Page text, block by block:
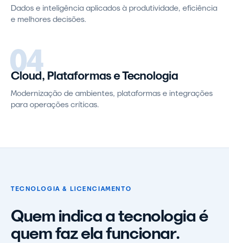
Dados e inteligência aplicados à produtividade, eficiência
e melhores decisões.
04
Cloud, Plataformas e Tecnologia
Modernização de ambientes, plataformas e integrações
para operações críticas.
TECNOLOGIA & LICENCIAMENTO
Quem indica a tecnologia é
quem faz ela funcionar.